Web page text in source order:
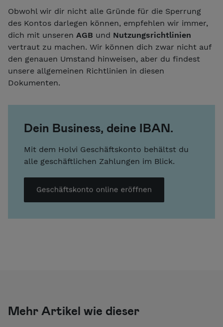
Obwohl wir dir nicht alle Gründe für die Sperrung
des Kontos darlegen können, empfehlen wir immer,
dich mit unseren AGB und Nutzungsrichtlinien
vertraut zu machen. Wir können dich zwar nicht auf
den genauen Umstand hinweisen, aber du findest
unsere allgemeinen Richtlinien in diesen
Dokumenten.
Dein Business, deine IBAN.
Mit dem Holvi Geschäftskonto behältst du
alle geschäftlichen Zahlungen im Blick.
Mehr Artikel wie dieser